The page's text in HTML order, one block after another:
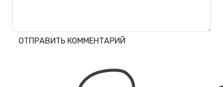
ОТПРАВИТЬ КОММЕНТАРИЙ